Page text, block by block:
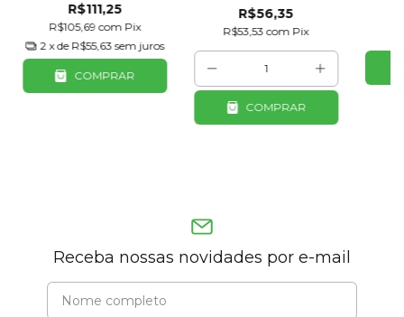
R$111,25
R$105,69com Pix
2 x de R$55,63 sem juros
COMPRAR
#0
R$56,35
R$53,53com Pix
COMPRAR
Receba nossas novidades por e-mail